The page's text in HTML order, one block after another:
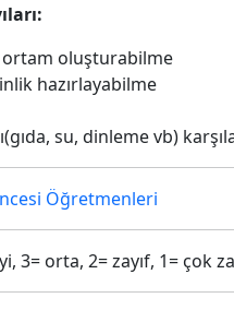
oluşturabilme
hazırlayabilme
su, dinleme vb)
Öğretmenleri
3= orta, 2= zayıf, 1= çok